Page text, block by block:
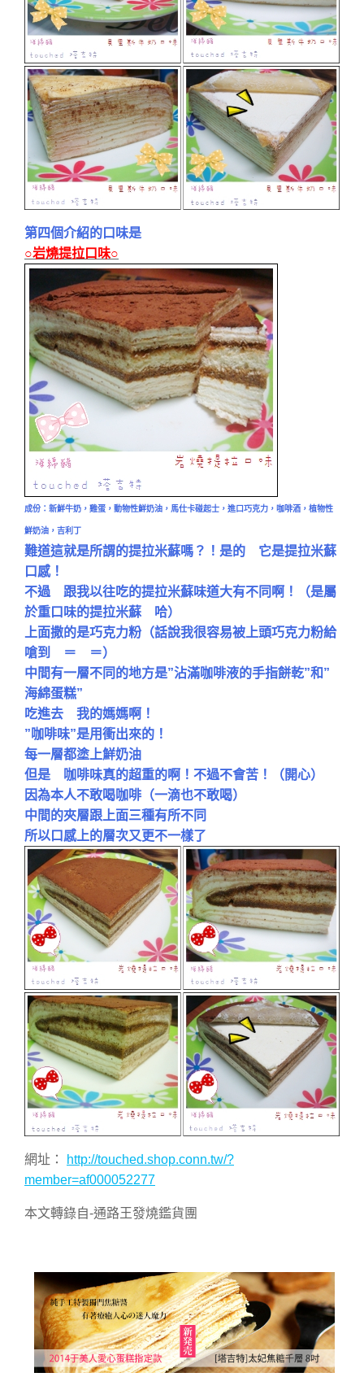
第四個介紹的口味是
○岩燒提拉口味○
成份：新鮮牛奶，雞蛋，動物性鮮奶油，馬仕卡碰起士，進口巧克力，咖啡酒，植物性
鮮奶油，吉利丁
難道這就是所謂的提拉米蘇嗎？！是的 它是提拉米蘇
口感！
不過 跟我以往吃的提拉米蘇味道大有不同啊！（是屬
於重口味的提拉米蘇 哈）
上面撒的是巧克力粉（話說我很容易被上頭巧克力粉給
嗆到 ＝ ＝）
中間有一層不同的地方是”沾滿咖啡液的手指餅乾”和”
海綿蛋糕”
吃進去 我的媽媽啊！
”咖啡味”是用衝出來的！
每一層都塗上鮮奶油
但是 咖啡味真的超重的啊！不過不會苦！（開心）
因為本人不敢喝咖啡（一滴也不敢喝）
中間的夾層跟上面三種有所不同
所以口感上的層次又更不一樣了
網址：
http://touched.shop.conn.tw/?
member=af000052277
本文轉錄自-通路王發燒鑑貨團